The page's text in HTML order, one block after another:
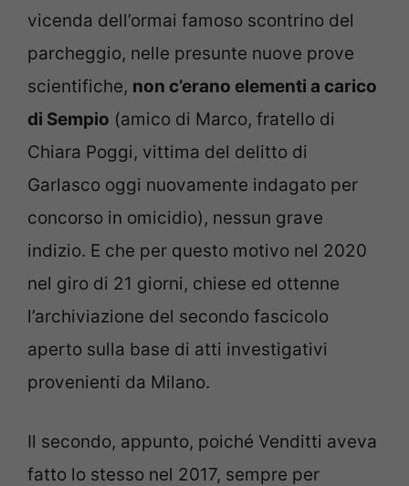
vicenda dell’ormai famoso scontrino del
parcheggio, nelle presunte nuove prove
scientifiche, non c’erano elementi a carico
di Sempio (amico di Marco, fratello di
Chiara Poggi, vittima del delitto di
Garlasco oggi nuovamente indagato per
concorso in omicidio), nessun grave
indizio. E che per questo motivo nel 2020
nel giro di 21 giorni, chiese ed ottenne
l’archiviazione del secondo fascicolo
aperto sulla base di atti investigativi
provenienti da Milano.
Il secondo, appunto, poiché Venditti aveva
fatto lo stesso nel 2017, sempre per